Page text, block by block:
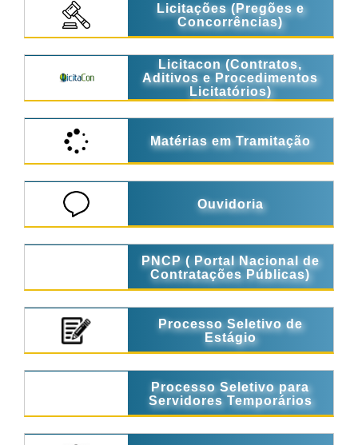
Licitações (Pregões e
Concorrências)
Licitacon (Contratos,
Aditivos e Procedimentos
Licitatórios)
Matérias em Tramitação
Ouvidoria
PNCP ( Portal Nacional de
Contratações Públicas)
Processo Seletivo de
Estágio
Processo Seletivo para
Servidores Temporários